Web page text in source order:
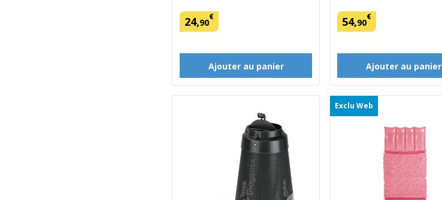
24,90
€
Ajouter au panier
54,90
€
Ajouter au panier
Exclu Web